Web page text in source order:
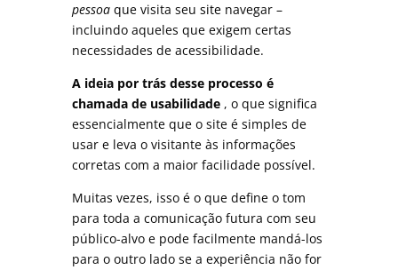
pessoaque visita seu sitenavegar –
incluindo aqueles que exigem certas
necessidades de acessibilidade.
A ideia por trás desse processo é
chamada de usabilidade, o que significa
essencialmente que o site é simples de
usar e leva o visitante às informações
corretas com a maior facilidade possível.
Muitas vezes, isso é o que define o tom
para toda a comunicação futura com seu
público-alvo e pode facilmente mandá-los
para o outro lado se a experiência não for